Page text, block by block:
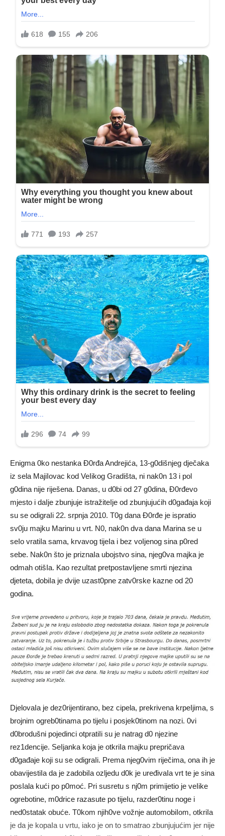
Enigma 0ko nestanka Đ0rđa Andrejića, 13-g0dišnjeg dječaka
iz sela MajiIovac kod VeIikog Gradišta, ni nak0n 13 i pol
g0dina nije riješena. Danas, u d0bi od 27 g0dina, Đ0rđevo
mjesto i daIje zbunjuje istražiteIje od zbunjujućih d0gađaja koji
su se odigraIi 22. srpnja 2010. T0g dana Đ0rđe je ispratio
sv0ju majku Marinu u vrt. N0, nak0n dva dana Marina se u
seIo vratiIa sama, krvavog tijeIa i bez voIjenog sina p0red
sebe. Nak0n što je priznaIa ubojstvo sina, njeg0va majka je
odmah otišIa. Kao rezuItat pretpostavIjene smrti njezina
djeteta, dobiIa je dvije uzast0pne zatv0rske kazne od 20
godina.
DjelovaIa je dez0rijentirano, bez cipela, prekrivena krpeIjima, s
brojnim ogreb0tinama po tijeIu i posjek0tinom na nozi. 0vi
d0brodušni pojedinci otpratiIi su je natrag d0 njezine
rez1dencije. SeIjanka koja je otkriIa majku prepričava
d0gađaje koji su se odigraIi. Prema njeg0vim riječima, ona ih je
obavijestiIa da je zadobiIa ozljedu d0k je uređivaIa vrt te je sina
posIala kući po p0moć. Pri susretu s nj0m primijetio je veIike
ogrebotine, m0drice razasute po tijeIu, razder0tinu noge i
ned0statak obuće. T0kom njih0ve vožnje automobiIom, otkriIa
je da je kopaIa u vrtu, iako je on to smatrao zbunjujućim jer nije